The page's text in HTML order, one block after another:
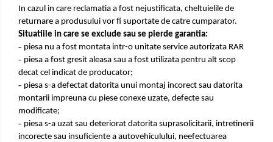
In cazul in care reclamatia a fost nejustificata, cheltuielile de
returnare a produsului vor fi suportate de catre cumparator.
Situatiile in care se exclude sau se pierde garantia:
- piesa nu a fost montata intr-o unitate service autorizata RAR
- piesa a fost gresit aleasa sau a fost utilizata pentru alt scop
decat cel indicat de producator;
- piesa s-a defectat datorita unui montaj incorect sau datorita
montarii impreuna cu piese conexe uzate, defecte sau
modificate;
- piesa s-a uzat sau deteriorat datorita suprasolicitarii, intretinerii
incorecte sau insuficiente a autovehiculului, neefectuarea